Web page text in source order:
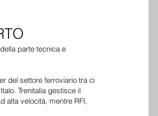
parte tecnica e
del settore ferroviario tra ci
Trenitalia gestisce il
alta velocità, mentre RFI,